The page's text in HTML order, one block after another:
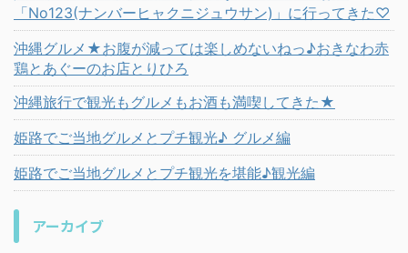
「No123(ナンバーヒャクニジュウサン)」に行ってきた♡
沖縄グルメ★お腹が減っては楽しめないねっ♪おきなわ赤
鶏とあぐーのお店とりひろ
沖縄旅行で観光もグルメもお酒も満喫してきた★
姫路でご当地グルメとプチ観光♪ グルメ編
姫路でご当地グルメとプチ観光を堪能♪観光編
アーカイブ